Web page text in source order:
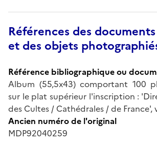
Références des
et des objets
Référence bibliographique ou
Album (55,5x43) comportant 100
sur le plat supérieur l'inscription :
des Cultes / Cathédrales / de France',
Ancien numéro de l'original
MDP92040259